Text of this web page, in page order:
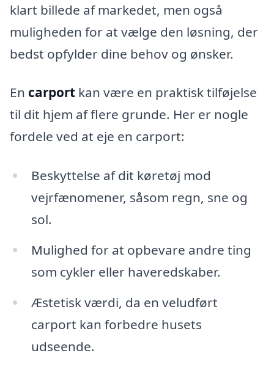
klart billede af markedet, men også
muligheden for at vælge den løsning, der
bedst opfylder dine behov og ønsker.
En carport kan være en praktisk tilføjelse
til dit hjem af flere grunde. Her er nogle
fordele ved at eje en carport:
Beskyttelse af dit køretøj mod
vejrfænomener, såsom regn, sne og
sol.
Mulighed for at opbevare andre ting
som cykler eller haveredskaber.
Æstetisk værdi, da en veludført
carport kan forbedre husets
udseende.